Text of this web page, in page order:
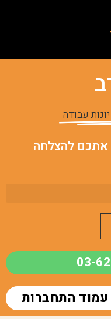
עבודה
03-
התחברות